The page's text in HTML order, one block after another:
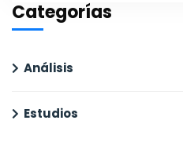
Categorías
Análisis
Estudios